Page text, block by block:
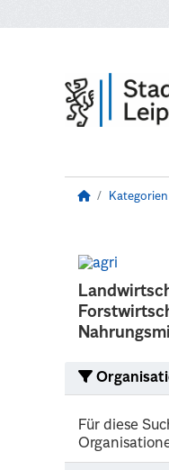
Kategorien
Für diese